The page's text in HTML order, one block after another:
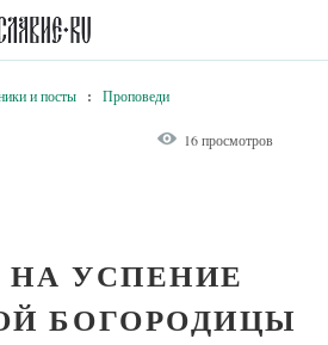
и посты : Проповеди
16 просмотров
УСПЕНИЕ
БОГОРОДИЦЫ